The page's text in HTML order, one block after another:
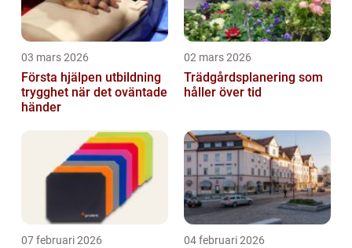
03 mars 2026
Första hjälpen utbildning
trygghet när det oväntade
händer
02 mars 2026
Trädgårdsplanering som
håller över tid
07 februari 2026 04 februari 2026